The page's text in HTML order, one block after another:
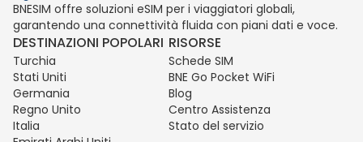
BNESIM offre soluzioni eSIM per i viaggiatori globali,
garantendo una connettività fluida con piani dati e voce.
DESTINAZIONI POPOLARI
Turchia
Stati Uniti
Germania
Regno Unito
Italia
RISORSE
Schede SIM
BNE Go Pocket WiFi
Blog
Centro Assistenza
Stato del servizio